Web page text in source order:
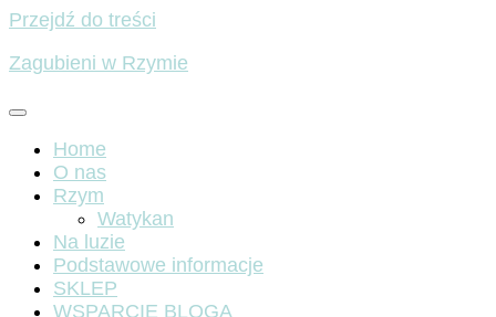
Przejdź do treści
Zagubieni w Rzymie
Home
O nas
Rzym
Watykan
Na luzie
Podstawowe informacje
SKLEP
WSPARCIE BLOGA